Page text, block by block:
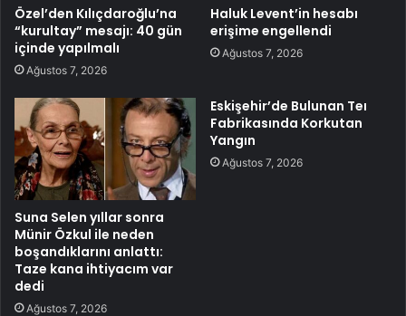
Özel’den Kılıçdaroğlu’na
“kurultay” mesajı: 40 gün
içinde yapılmalı
Ağustos 7, 2026
Haluk Levent’in hesabı
erişime engellendi
Ağustos 7, 2026
Suna Selen yıllar sonra
Münir Özkul ile neden
boşandıklarını anlattı:
Taze kana ihtiyacım var
dedi
Ağustos 7, 2026
Eskişehir’de Bulunan Teı
Fabrikasında Korkutan
Yangın
Ağustos 7, 2026